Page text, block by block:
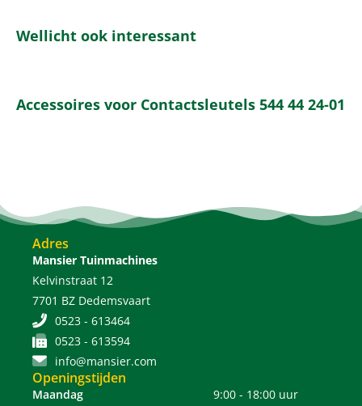
Wellicht ook interessant
Accessoires voor Contactsleutels 544 44 24-01
Adres
Mansier Tuinmachines
Kelvinstraat 12
7701 BZ Dedemsvaart
0523 - 613464
0523 - 613594
info@mansier.com
Openingstijden
Maandag
9:00 - 18:00 uur